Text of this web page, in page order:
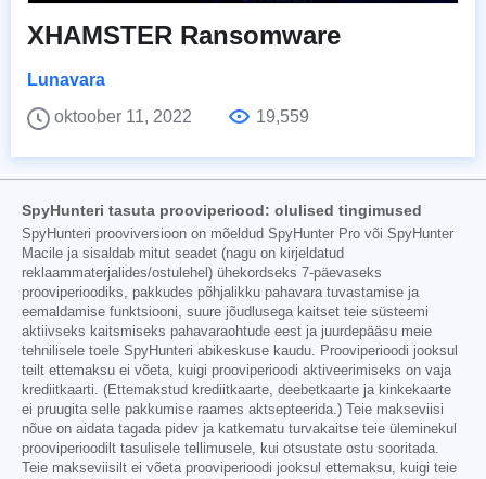
XHAMSTER Ransomware
Lunavara
oktoober 11, 2022
19,559
SpyHunteri tasuta prooviperiood: olulised tingimused
SpyHunteri prooviversioon on mõeldud SpyHunter Pro või SpyHunter
Macile ja sisaldab mitut seadet (nagu on kirjeldatud
reklaammaterjalides/ostulehel) ühekordseks 7-päevaseks
prooviperioodiks, pakkudes põhjalikku pahavara tuvastamise ja
eemaldamise funktsiooni, suure jõudlusega kaitset teie süsteemi
aktiivseks kaitsmiseks pahavaraohtude eest ja juurdepääsu meie
tehnilisele toele SpyHunteri abikeskuse kaudu. Prooviperioodi jooksul
teilt ettemaksu ei võeta, kuigi prooviperioodi aktiveerimiseks on vaja
krediitkaarti. (Ettemakstud krediitkaarte, deebetkaarte ja kinkekaarte
ei pruugita selle pakkumise raames aktsepteerida.) Teie makseviisi
nõue on aidata tagada pidev ja katkematu turvakaitse teie üleminekul
prooviperioodilt tasulisele tellimusele, kui otsustate ostu sooritada.
Teie makseviisilt ei võeta prooviperioodi jooksul ettemaksu, kuigi teie